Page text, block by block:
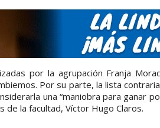
por la agrupación Franja
Por su parte, la lista
una “maniobra para ganar
de la facultad, Víctor Hugo Claros.